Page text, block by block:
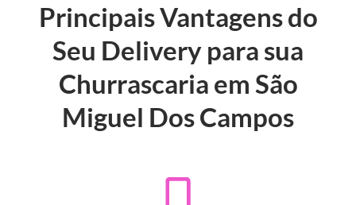
Principais Vantagens do
Seu Delivery para sua
Churrascaria em São
Miguel Dos Campos